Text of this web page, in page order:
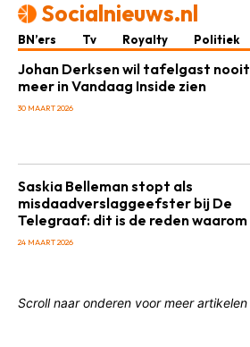
Socialnieuws.nl
BN’ers Tv Royalty Politiek
Johan Derksen wil tafelgast nooit
meer in Vandaag Inside zien
30 MAART 2026
Saskia Belleman stopt als
misdaadverslaggeefster bij De
Telegraaf: dit is de reden waarom
24 MAART 2026
Scroll naar onderen voor meer artikelen